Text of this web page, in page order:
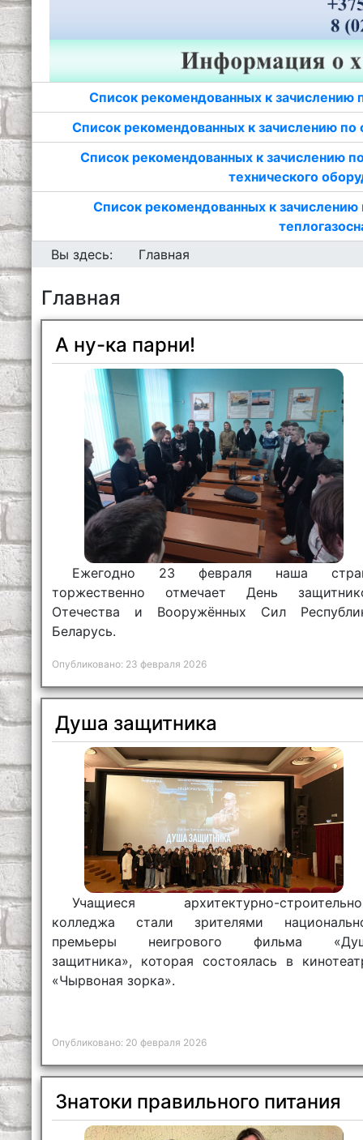
Список рекомендованных к зачислению
Список рекомендованных к зачислению
Список рекомендованных к зачислению
технического
Список рекомендованных к
Вы здесь:
Главная
Главная
А ну-ка парни!
Ежегодно 23 февраля наша
торжественно отмечает День
Отечества и Вооружённых Сил
Беларусь.
Опубликовано: 23 февраля 2026
Душа защитника
Учащиеся архитектурно-
колледжа стали зрителями
премьеры неигрового фильма
защитника», которая состоялась в
«Чырвоная зорка».
Опубликовано: 20 февраля 2026
Знатоки правильного питания